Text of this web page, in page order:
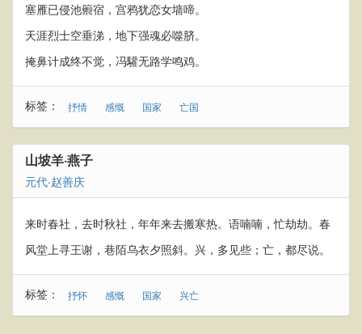
塞雁已侵池籞宿，宫鸦犹恋女墙啼。
天涯烈士空垂涕，地下强魂必噬脐。
掩鼻计成终不觉，冯驩无路学鸣鸡。
标签： 抒情 感慨 国家 亡国
山坡羊·燕子
元代·赵善庆
来时春社，去时秋社，年年来去搬寒热。语喃喃，忙劫劫。春
风堂上寻王谢，巷陌乌衣夕照斜。兴，多见些；亡，都尽说。
标签： 抒怀 感慨 国家 兴亡